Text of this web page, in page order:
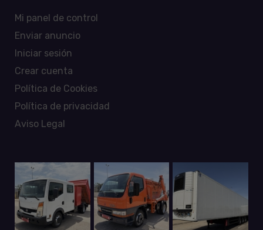
Mi panel de control
Enviar anuncio
Iniciar sesión
Crear cuenta
Política de Cookies
Política de privacidad
Aviso Legal